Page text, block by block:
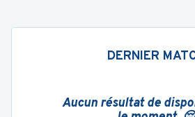
DERNIER
Aucun résultat de